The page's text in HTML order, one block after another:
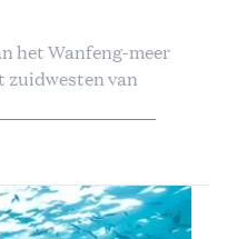
het Wanfeng-meer
zuidwesten van